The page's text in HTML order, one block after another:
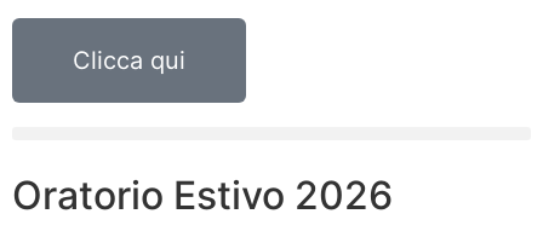
Clicca qui
Oratorio Estivo 2026